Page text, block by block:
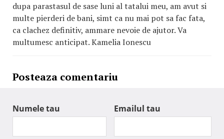
dupa parastasul de sase luni al tatalui meu, am avut si
multe pierderi de bani, simt ca nu mai pot sa fac fata,
ca clachez definitiv, ammare nevoie de ajutor. Va
multumesc anticipat. Kamelia Ionescu
Posteaza comentariu
Numele tau Emailul tau